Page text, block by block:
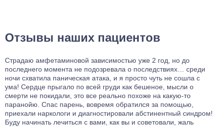
Отзывы наших пациентов
Страдаю амфетаминовой зависимостью уже 2 год, но до
последнего момента не подозревала о последствиях… среди
ночи схватила паническая атака, и я просто чуть не сошла с
ума! Сердце прыгало по всей груди как бешеное, мысли о
смерти не покидали, это все реально похоже на какую-то
паранойю. Спас парень, вовремя обратился за помощью,
приехали наркологи и диагностировали абстинентный синдром!
Буду начинать лечиться с вами, как вы и советовали, жаль